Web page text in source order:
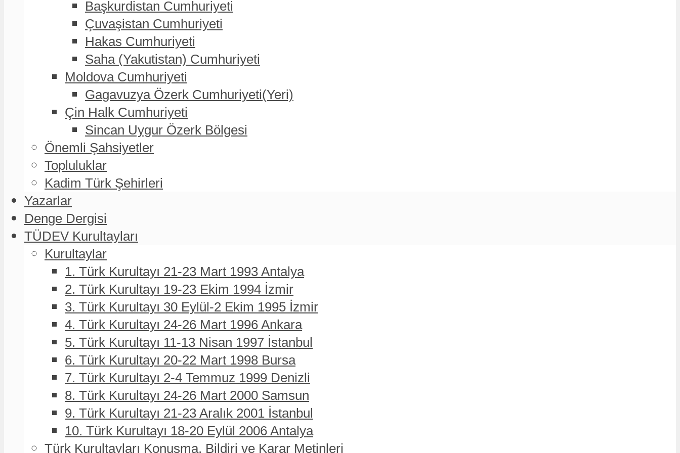
Başkurdistan Cumhuriyeti
Çuvaşistan Cumhuriyeti
Hakas Cumhuriyeti
Saha (Yakutistan) Cumhuriyeti
Moldova Cumhuriyeti
Gagavuzya Özerk Cumhuriyeti(Yeri)
Çin Halk Cumhuriyeti
Sincan Uygur Özerk Bölgesi
Önemli Şahsiyetler
Topluluklar
Kadim Türk Şehirleri
Yazarlar
Denge Dergisi
TÜDEV Kurultayları
Kurultaylar
1. Türk Kurultayı 21-23 Mart 1993 Antalya
2. Türk Kurultayı 19-23 Ekim 1994 İzmir
3. Türk Kurultayı 30 Eylül-2 Ekim 1995 İzmir
4. Türk Kurultayı 24-26 Mart 1996 Ankara
5. Türk Kurultayı 11-13 Nisan 1997 İstanbul
6. Türk Kurultayı 20-22 Mart 1998 Bursa
7. Türk Kurultayı 2-4 Temmuz 1999 Denizli
8. Türk Kurultayı 24-26 Mart 2000 Samsun
9. Türk Kurultayı 21-23 Aralık 2001 İstanbul
10. Türk Kurultayı 18-20 Eylül 2006 Antalya
Türk Kurultayları Konuşma, Bildiri ve Karar Metinleri